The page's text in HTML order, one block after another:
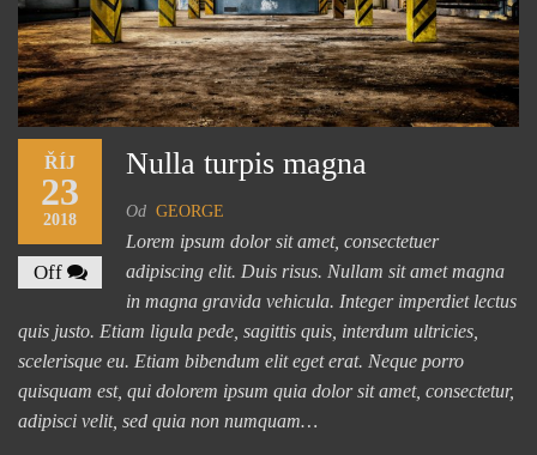
ŘÍJ
23
2018
Off
Nulla turpis magna
Od GEORGE
Lorem ipsum dolor sit amet, consectetuer
adipiscing elit. Duis risus. Nullam sit amet magna
in magna gravida vehicula. Integer imperdiet lectus
quis justo. Etiam ligula pede, sagittis quis, interdum ultricies,
scelerisque eu. Etiam bibendum elit eget erat. Neque porro
quisquam est, qui dolorem ipsum quia dolor sit amet, consectetur,
adipisci velit, sed quia non numquam…